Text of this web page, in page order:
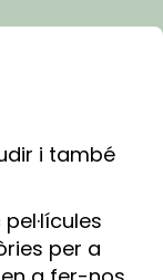
i també
per a